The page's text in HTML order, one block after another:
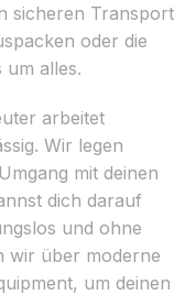
sicheren Transport
oder die
alles.
arbeitet
Wir legen
mit deinen
dich darauf
und ohne
wir über moderne
um deinen